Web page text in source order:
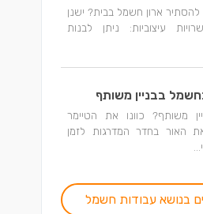
להסתיר ארון חשמל בבית? ישנן
עיצוביות: ניתן לבנות
בבניין משותף
משותף? כוונו את הטיימר
האור בחדר המדרגות לזמן
בנושא עבודות חשמל